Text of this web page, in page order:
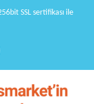
SSL sertifikası ile